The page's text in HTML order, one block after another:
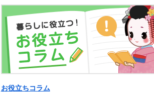
お役立ちコラム